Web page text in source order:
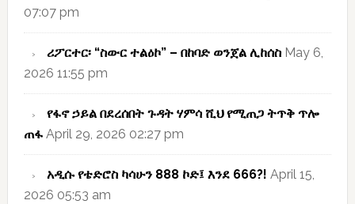
07:07 pm
ሪፖርተር፡ “ስውር ተልዕኮ” – በከባድ ወንጀል ሊከሰስ May 6,
2026 11:55 pm
የፋኖ ኃይል በደረሰበት ጉዳት ሃምሳ ሺህ የሚጠጋ ትጥቅ ጥሎ
ጠፋ April 29, 2026 02:27 pm
አዲሱ የቴድሮስ ካሳሁን 888 ኮድ፤ እንደ 666?! April 15,
2026 05:53 am